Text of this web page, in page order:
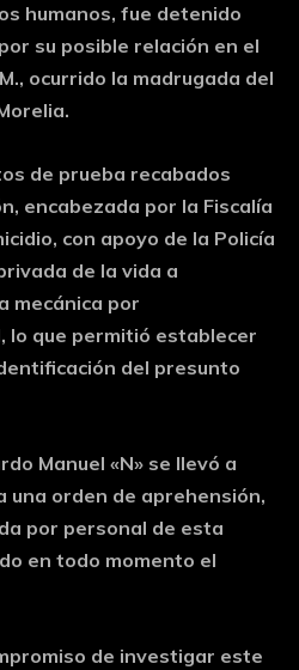
humanos, fue detenido
su posible relación en el
ocurrido la madrugada del
de prueba recabados
encabezada por la Fiscalía
con apoyo de la Policía
de la vida a
mecánica por
lo que permitió establecer
del presunto
Manuel «N» se llevó a
una orden de aprehensión,
por personal de esta
en todo momento el
de investigar este